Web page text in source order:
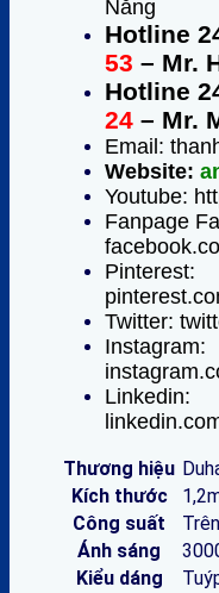
Nẵng
Hotline
53 – Mr.
Hotline
24 – Mr.
Email:
Website:
Youtube:
Fanpage
Pinterest:
Twitter:
Instagram:
Linkedin:
Thương hiệu
Kích thước
Công suất
Ánh sáng
Kiểu dáng